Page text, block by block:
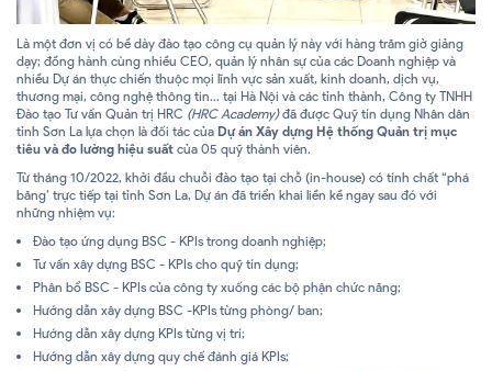
Là một đơn vị có bề dày đào tạo công cụ quản lý này với hàng trăm giờ giảng
dạy; đồng hành cùng nhiều CEO, quản lý nhân sự của các Doanh nghiệp và
nhiều Dự án thực chiến thuộc mọi lĩnh vực sản xuất, kinh doanh, dịch vụ,
thương mại, công nghệ thông tin... tại Hà Nội và các tỉnh thành, Công ty TNHH
Đào tạo Tư vấn Quản trị HRC (HRC Academy)đã được Quỹ tín dụng Nhân dân
tỉnh Sơn La lựa chọn là đối tác của Dự án Xây dựng Hệ thống Quản trị mục
tiêu và đo lường hiệu suất của 05 quỹ thành viên.
Từ tháng 10/2022, khởi đầu chuỗi đào tạo tại chỗ (in-house) có tính chất “phá
băng’ trực tiếp tại tỉnh Sơn La, Dự án đã triển khai liền kề ngay sau đó với
những nhiệm vụ:
Đào tạo ứng dụng BSC - KPIs trong doanh nghiệp;
Tư vấn xây dựng BSC - KPIs cho quỹ tín dụng;
Phân bổ BSC - KPIs của công ty xuống các bộ phận chức năng;
Hướng dẫn xây dựng BSC -KPIs từng phòng/ ban;
Hướng dẫn xây dựng KPIs từng vị trí;
Hướng dẫn xây dựng quy chế đánh giá KPIs;